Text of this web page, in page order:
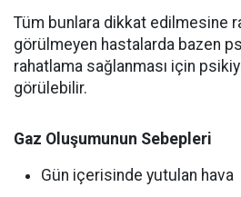
Tüm bunlara dikkat edilmesine
görülmeyen hastalarda bazen
rahatlama sağlanması için
görülebilir.
Gaz Oluşumunun Sebepleri
Gün içerisinde yutulan hava